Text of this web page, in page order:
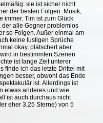
sie ist sicher nicht
der besten Folgen. Musik,
immer. Tim ist zum Glück
der alle Gegner problemlos
so Folgen. Außer einmal am
keine lustigen Sprüche
okay, plätschert aber
in bestimmten Szenen
ist lange Zeit unterer
finde ich das letzte Drittel mit
besser, obwohl das Ende
ist. Allerdings ist
etwas anderes und wie
ist auch durchaus nicht
eher 3,25 Sterne) von 5